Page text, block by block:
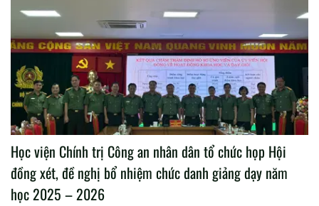
Học viện Chính trị Công an nhân dân tổ chức họp Hội
đồng xét, đề nghị bổ nhiệm chức danh giảng dạy năm
học 2025 – 2026